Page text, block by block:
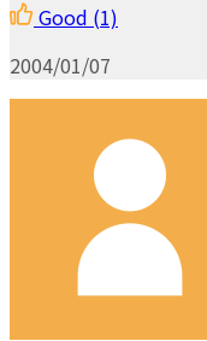
Good (1)
2004/01/07